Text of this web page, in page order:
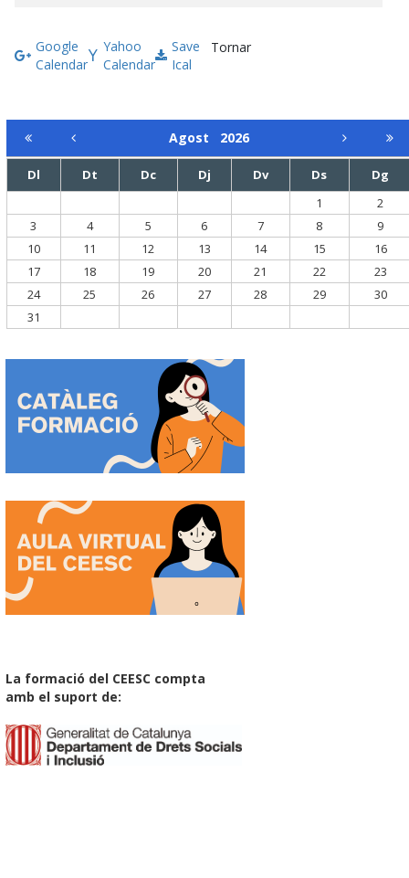
Google
Calendar
Yahoo
Calendar
Save
Ical
Tornar
Agost 2026
Dl Dt Dc Dj Dv Ds
Dg
1
2
3
4 5 6 7 8
9
10
11 12 13 14 15
16
17
18 19 20 21 22
23
24
25 26 27 28 29
30
31
La formació del CEESC compta
amb el suport de: